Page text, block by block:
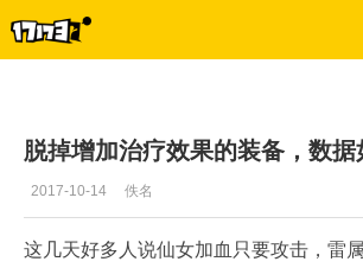
脱掉增加治疗效果的装备，数据
2017-10-14 佚名
这几天好多人说仙女加血只要攻击，雷